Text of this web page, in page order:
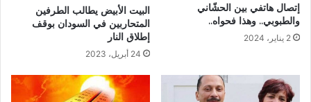
إتصال هاتفي بين الحشّاني
والطبوبي.. وهذا فحواه..
2 يناير، 2024
البيت الأبيض يطالب الطرفين
المتحاربين في السودان بوقف
إطلاق النار
24 أبريل، 2023